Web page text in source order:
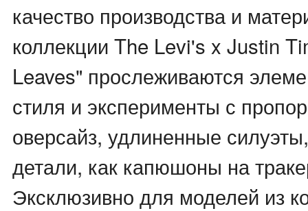
качество производства и
коллекции The Levi's x Justin
Leaves" прослеживаются
стиля и эксперименты с
оверсайз, удлиненные
детали, как капюшоны на
Эксклюзивно для моделей из